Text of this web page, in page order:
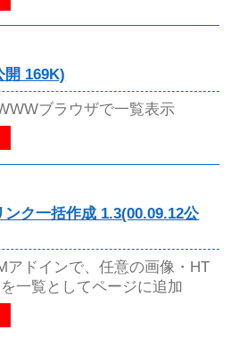
開 169K)
ブラウザで一覧表示
ク一括作成 1.3(00.09.12公
アドインで、任意の画像・HT
一覧としてページに追加